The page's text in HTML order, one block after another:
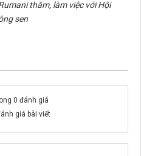
thăm, làm việc với Hội
sen
0 đánh giá
giá bài viết